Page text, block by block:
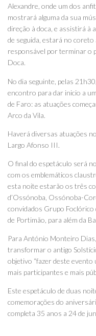
Alexandre, onde um dos
mostrará alguma da sua
direção à doca, e assistirá à
de seguida, estará no coreto
responsável por terminar o
Doca.
No dia seguinte, pelas
encontro para dar inicio a
de Faro: as atuações
Arco da Vila.
Haverá diversas atuações
Largo Afonso III.
O final do espetáculo será
com os emblemáticos
esta noite estarão os três
d’Ossónoba, Ossónoba-
convidados Grupo Foclórico
de Portimão, para além da
Para António Monteiro
transformar o antigo
objetivo “fazer deste
mais participantes e mais
Este espetáculo de duas
comemorações do
completa 35 anos a 24 de